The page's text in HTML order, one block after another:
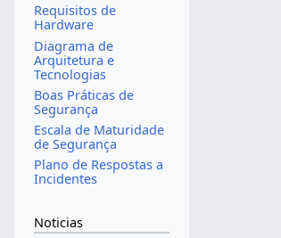
Requisitos de
Hardware
Diagrama de
Arquitetura e
Tecnologias
Boas Práticas de
Segurança
Escala de Maturidade
de Segurança
Plano de Respostas a
Incidentes
Noticias